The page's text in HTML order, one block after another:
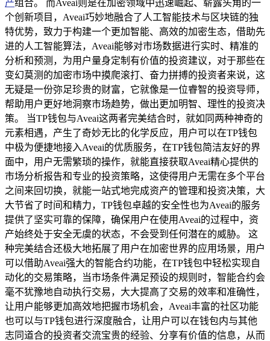
产组合。 而Aveai则是在加密领域中迅速崛起、崭露头角的一
个创新项目，Aveai巧妙地融合了人工智能技术与区块链的独
特优势，致力于构建一个更加智能、高效的加密生态，借助先
进的人工智能算法，Aveai能够对市场数据进行实时、精准的
分析和预测，为用户量身定制有价值的投资建议，对于那些在
变幻莫测的加密市场中摸爬滚打、奋力拼搏的投资者来说，这
无疑是一份弥足珍贵的财富，它就像是一位睿智的投资导师，
帮助用户更好地洞察市场趋势，做出更加明智、理性的投资决
策。 当TP钱包与Aveai这两者完美结合时，就如同两种神奇的
元素相遇，产生了奇妙无比的化学反应，用户可以在TP钱包
中极为便捷地接入Aveai的优质服务，在TP钱包简洁友好的界
面中，用户无需繁琐的操作，就能直接获取Aveai精心提供的
市场分析报告和专业的投资策略，这使得用户无需在多个平台
之间来回切换，就能一站式地完成资产的管理和投资决策，大
大节省了时间和精力，TP钱包卓越的安全性也为Aveai的服务
提供了坚实可靠的保障，确保用户在使用Aveai的过程中，资
产始终处于安全无虞的状态，不会受到任何潜在的威胁。 这
种完美结合还极大地拓展了用户在加密世界的应用场景，用户
可以借助Aveai强大的智能合约功能，在TP钱包中轻松实现自
动化的交易策略，当市场条件满足预设的规则时，智能合约会
毫不犹豫地自动执行交易，大大提高了交易的效率和准确性，
让用户能够更加高效地把握市场机会，Aveai丰富的社区功能
也可以与TP钱包进行深度融合，让用户可以在钱包内与其他
志同道合的投资者交流宝贵的经验、分享有价值的信息，从而